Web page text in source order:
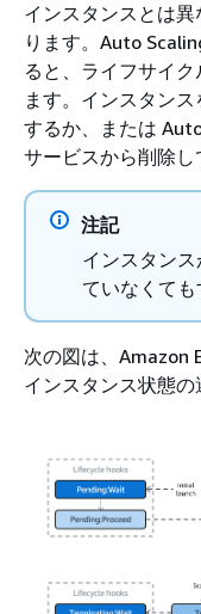
インスタンスとは
ります。Auto
ると、ライフサイ
ます。インスタン
するか、または
サービスから削除し
注記
インスタン
ていなくても
次の図は、Amazon
インスタンス状態の